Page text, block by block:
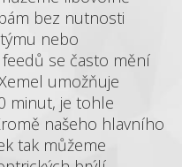
bez nutnosti
nebo
se často mění
umožňuje
minut, je tohle
našeho hlavního
tak můžeme